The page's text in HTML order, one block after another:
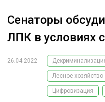
ЛЕСНОЕ ХОЗЯЙСТВО
ЛЕСОЗАГОТОВКА
ЭКСПЕРТНОЕ МНЕНИЕ
Сенаторы
ЛПК в условиях
26.04.2022
Лесное хозяйство
Цифровизация